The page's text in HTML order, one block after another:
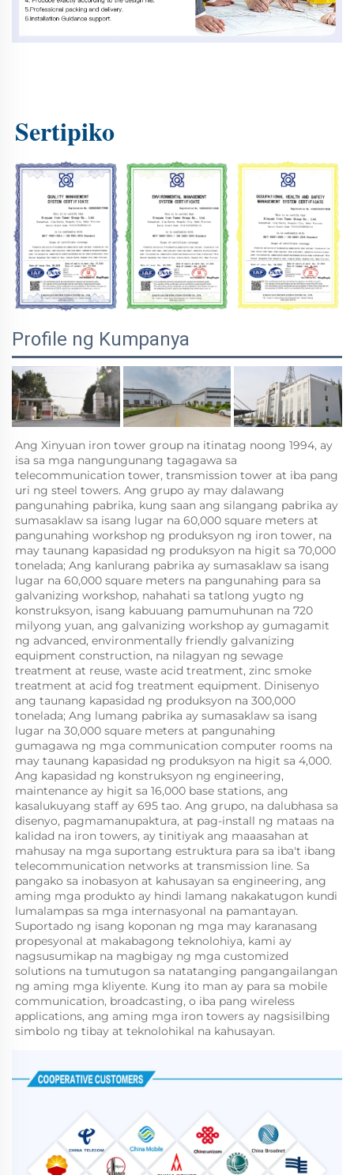
Sertipiko
Profile ng Kumpanya
Ang Xinyuan iron tower group na itinatag noong 1994, ay
isa sa mga nangungunang tagagawa sa
telecommunication tower, transmission tower at iba pang
uri ng steel towers. Ang grupo ay may dalawang
pangunahing pabrika, kung saan ang silangang pabrika ay
sumasaklaw sa isang lugar na 60,000 square meters at
pangunahing workshop ng produksyon ng iron tower, na
may taunang kapasidad ng produksyon na higit sa 70,000
tonelada; Ang kanlurang pabrika ay sumasaklaw sa isang
lugar na 60,000 square meters na pangunahing para sa
galvanizing workshop, nahahati sa tatlong yugto ng
konstruksyon, isang kabuuang pamumuhunan na 720
milyong yuan, ang galvanizing workshop ay gumagamit
ng advanced, environmentally friendly galvanizing
equipment construction, na nilagyan ng sewage
treatment at reuse, waste acid treatment, zinc smoke
treatment at acid fog treatment equipment. Dinisenyo
ang taunang kapasidad ng produksyon na 300,000
tonelada; Ang lumang pabrika ay sumasaklaw sa isang
lugar na 30,000 square meters at pangunahing
gumagawa ng mga communication computer rooms na
may taunang kapasidad ng produksyon na higit sa 4,000.
Ang kapasidad ng konstruksyon ng engineering,
maintenance ay higit sa 16,000 base stations, ang
kasalukuyang staff ay 695 tao. Ang grupo, na dalubhasa sa
disenyo, pagmamanupaktura, at pag-install ng mataas na
kalidad na iron towers, ay tinitiyak ang maaasahan at
mahusay na mga suportang estruktura para sa iba't ibang
telecommunication networks at transmission line. Sa
pangako sa inobasyon at kahusayan sa engineering, ang
aming mga produkto ay hindi lamang nakakatugon kundi
lumalampas sa mga internasyonal na pamantayan.
Suportado ng isang koponan ng mga may karanasang
propesyonal at makabagong teknolohiya, kami ay
nagsusumikap na magbigay ng mga customized
solutions na tumutugon sa natatanging pangangailangan
ng aming mga kliyente. Kung ito man ay para sa mobile
communication, broadcasting, o iba pang wireless
applications, ang aming mga iron towers ay nagsisilbing
simbolo ng tibay at teknolohikal na kahusayan.